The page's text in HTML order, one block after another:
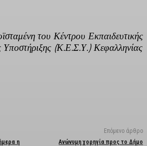
του Κέντρου Εκπαιδευτικής
Υποστήριξης (Κ.Ε.Σ.Υ.) Κεφαλληνίας
η
Επόμενο άρθρο
Ανώνυμη χορηγία προς το Δήμο